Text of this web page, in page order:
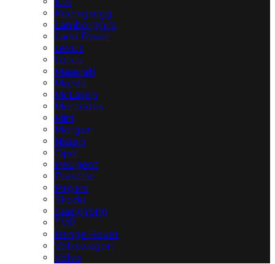
Koenigsegg
Lamborghini
Land Rover
Lexus
Lotus
Maserati
Mazda
McLaren
Mercedes
Mini
Morgan
Nissan
Opel
Peugeot
Porsche
Pagani
Skoda
SsangYong
TVR
Range Rover
Volkswagen
Volvo